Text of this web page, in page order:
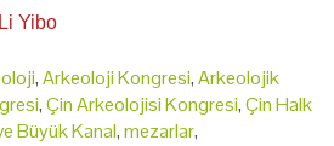
Yibo
,Arkeoloji Kongresi,Arkeolojik
,Çin Arkeolojisi Kongresi,Çin Halk
Büyük Kanal,mezarlar,